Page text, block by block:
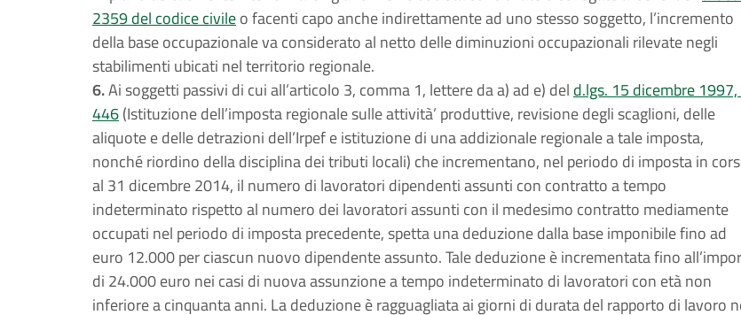
2359 del codice civileo facenti capo anche indirettamente ad uno stesso soggetto, l’incremento
della base occupazionale va considerato al netto delle diminuzioni occupazionali rilevate negli
stabilimenti ubicati nel territorio regionale.
6.Ai soggetti passivi di cui all’articolo 3, comma 1, lettere da a) ad e) del d.lgs. 15 dicembre 1997,
446(Istituzione dell’imposta regionale sulle attività’ produttive, revisione degli scaglioni, delle
aliquote e delle detrazioni dell’Irpef e istituzione di una addizionale regionale a tale imposta,
nonché riordino della disciplina dei tributi locali) che incrementano, nel periodo di imposta in
al 31 dicembre 2014, il numero di lavoratori dipendenti assunti con contratto a tempo
indeterminato rispetto al numero dei lavoratori assunti con il medesimo contratto mediamente
occupati nel periodo di imposta precedente, spetta una deduzione dalla base imponibile fino ad
euro 12.000 per ciascun nuovo dipendente assunto. Tale deduzione è incrementata fino
di 24.000 euro nei casi di nuova assunzione a tempo indeterminato di lavoratori con età non
inferiore a cinquanta anni. La deduzione è ragguagliata ai giorni di durata del rapporto di lavoro